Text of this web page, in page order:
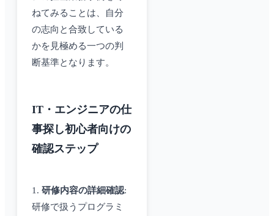
ねてみることは、自分
の志向と合致している
かを見極める一つの判
断基準となります。
IT・エンジニアの仕
事探し初心者向けの
確認ステップ
1. 研修内容の詳細確認:
研修で扱うプログラミ